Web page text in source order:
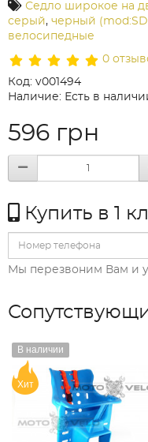
Седло широкое на
серый, черный
велосипедные
0
Код: v001494
Наличие: Есть в
596 грн
Купить в 1
Мы перезвоним Вам и
В наличии
Хит